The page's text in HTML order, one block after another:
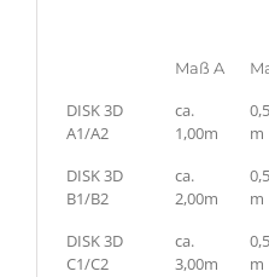
Maß A
DISK 3D
A1/A2
ca.
1,00m
m
DISK 3D
B1/B2
ca.
2,00m
m
DISK 3D
C1/C2
ca.
3,00m
m